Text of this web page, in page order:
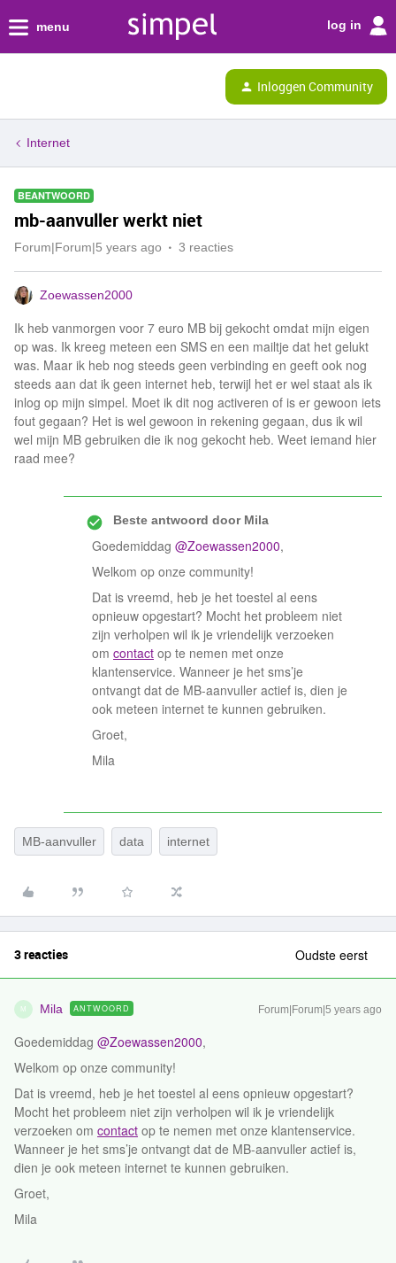
menu log in
Inloggen Community
Internet
BEANTWOORD
mb-aanvuller werkt niet
Forum|Forum|5 years ago 3 reacties
Zoewassen2000
Ik heb vanmorgen voor 7 euro MB bij gekocht omdat mijn eigen
op was. Ik kreeg meteen een SMS en een mailtje dat het gelukt
was. Maar ik heb nog steeds geen verbinding en geeft ook nog
steeds aan dat ik geen internet heb, terwijl het er wel staat als ik
inlog op mijn simpel. Moet ik dit nog activeren of is er gewoon iets
fout gegaan? Het is wel gewoon in rekening gegaan, dus ik wil
wel mijn MB gebruiken die ik nog gekocht heb. Weet iemand hier
raad mee?
Beste antwoord doorMila
Goedemiddag @Zoewassen2000,
Welkom op onze community!
Dat is vreemd, heb je het toestel al eens
opnieuw opgestart? Mocht het probleem niet
zijn verholpen wil ik je vriendelijk verzoeken
om contact op te nemen met onze
klantenservice. Wanneer je het sms’je
ontvangt dat de MB-aanvuller actief is, dien je
ook meteen internet te kunnen gebruiken.
Groet,
Mila
MB-aanvuller data internet
3 reacties Oudste eerst
M Mila ANTWOORD Forum|Forum|5 years ago
Goedemiddag @Zoewassen2000,
Welkom op onze community!
Dat is vreemd, heb je het toestel al eens opnieuw opgestart?
Mocht het probleem niet zijn verholpen wil ik je vriendelijk
verzoeken om contact op te nemen met onze klantenservice.
Wanneer je het sms’je ontvangt dat de MB-aanvuller actief is,
dien je ook meteen internet te kunnen gebruiken.
Groet,
Mila